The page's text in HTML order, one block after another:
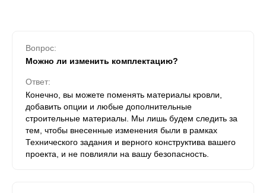
Вопрос:
Можно ли изменить комплектацию?
Ответ:
Конечно, вы можете поменять материалы кровли,
добавить опции и любые дополнительные
строительные материалы. Мы лишь будем следить за
тем, чтобы внесенные изменения были в рамках
Технического задания и верного конструктива вашего
проекта, и не повлияли на вашу безопасность.